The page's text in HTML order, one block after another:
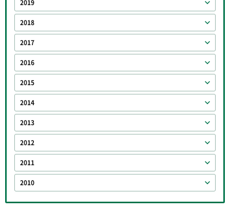
2019
2018
2017
2016
2015
2014
2013
2012
2011
2010